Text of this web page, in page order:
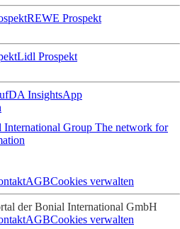
REWE Prospekt
Lidl Prospekt
InsightsApp
Group The network for
AGBCookies verwalten
der Bonial International GmbH
AGBCookies verwalten